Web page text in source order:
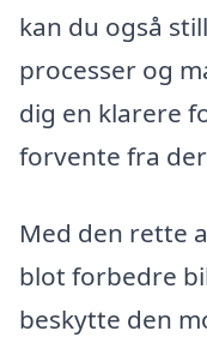
kan du også
processer og
dig en klarere
forvente fra
Med den rette
blot forbedre
beskytte den